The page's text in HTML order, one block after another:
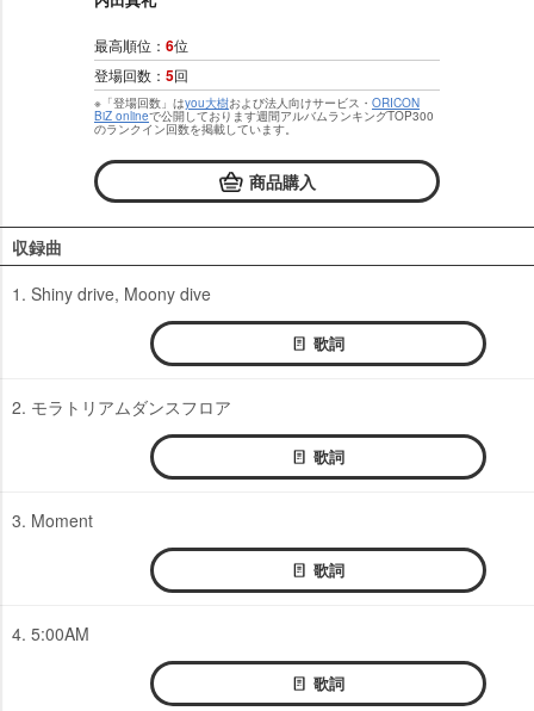
最高順位： 6位
登場回数： 5回
※「登場回数」はyou大樹および法人向けサービス・ ORICON
BiZ onlineで公開しております週間アルバムランキングTOP300
のランクイン回数を掲載しています。
商品購入
収録曲
1. Shiny drive, Moony dive
歌詞
2. モラトリアムダンスフロア
歌詞
3. Moment
歌詞
4. 5:00AM
歌詞